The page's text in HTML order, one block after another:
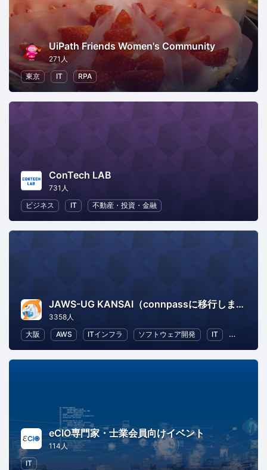
UiPath Friends Women's Community
271人
東京
IT RPA
ConTech LAB
731人
ビジネス
IT 不動産・投資・金融
JAWS-UG KANSAI（connpassに移行しました）
3358人
大阪
AWS ITインフラ ソフトウェア開発 IT IT ソリュ
eCIO専門家・士業会員向けイベント
114人
IT